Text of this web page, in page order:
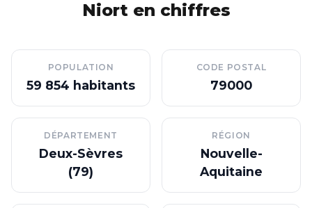
Niort en chiffres
POPULATION
59 854 habitants
CODE POSTAL
79000
DÉPARTEMENT
Deux-Sèvres
(79)
RÉGION
Nouvelle-
Aquitaine